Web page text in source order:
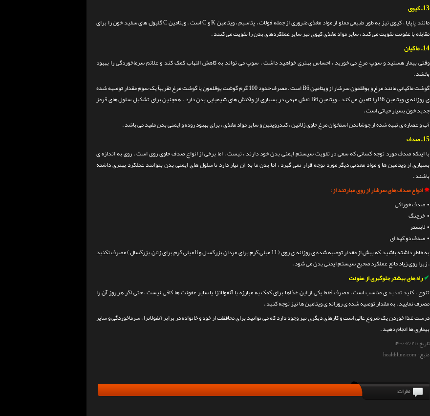
13. کیوی
مانند پاپایا ، کیوی نیز به طور طبیعی مملو از مواد مغذی ضروری از جمله فولات ، پتاسیم ، ویتامین K و C است .
ویتامین C گلبول های سفید خون را برای
مقابله با عفونت تقویت می کند ، سایر مواد مغذی کیوی نیز سایر عملکردهای بدن را تقویت می کنند .
14. ماکیان
وقتی بیمار هستید و سوپ مرغ می خورید ، احساس بهتری خواهید داشت . سوپ می تواند به کاهش التهاب کمک کند و علائم سرماخوردگی را بهبود
بخشد .
گوشت ماکیانی مانند مرغ و بوقلمون سرشار از ویتامین B6 است . مصرف حدود 100 گرم گوشت بوقلمون یا گوشت مرغ تقریباً یک سوم مقدار توصیه شده
ی روزانه ی ویتامین B6 را تامین می کند .
ویتامین B6 نقش مهمی در بسیاری از واکنش های شیمیایی بدن دارد . همچنین برای تشکیل سلول های قرمز
جدید خون بسیار حیاتی است .
آب و عصاره ی تهیه شده از جوشاندن استخوان مرغ حاوی ژلاتین ، کندرویتین و سایر مواد مغذی ، برای بهبود روده و ایمنی بدن مفید می باشد .
15. صدف
با اینکه صدف مورد توجه کسانی که سعی در تقویت سیستم ایمنی بدن خود دارند ، نیست ، اما برخی از انواع صدف حاوی روی است .روی به اندازه ی
بسیاری از ویتامین ها و مواد معدنی دیگر مورد توجه قرار نمی گیرد ، اما بدن ما به آن نیاز دارد تا سلول های ایمنی بدن بتوانند عملکرد بهتری داشته
باشند .
✵انواع صدف های سرشار از روی عبارتند از :
• صدف خوراکی
• خرچنگ
• لابستر
• صدف دو کپه ای
به خاطر داشته باشید که بیش از مقدار توصیه شده ی روزانه ی روی ( 11 میلی گرم برای مردان بزرگسال و 8 میلی گرم برای زنان بزرگسال ) مصرف نکنید
. زیراروی زیاد مانع عملکرد صحیح سیستم ایمنی بدن می شود .
✔راه های بیشتر جلوگیری از عفونت
تنوع ، کلیدتغذیهی مناسب است . مصرف فقط یکی از این غذاها برای کمک به مبارزه با آنفولانزا یا سایر عفونت ها کافی نیست ، حتی اگر هر روز آن را
مصرف نمایید . به مقدار توصیه شده ی روزانه ی ویتامین ها نیز توجه کنید .
درست غذا خوردن یک شروع عالی است و کارهای دیگری نیز وجود دارد که می توانید برای محافظت از خود و خانواده در برابر آنفولانزا ، سرماخوردگی و سایر
بیماری ها انجام دهید .
تاریخ :۱۴۰۰/۰۲/۲۱
منبع : healthline.com
نظرات: